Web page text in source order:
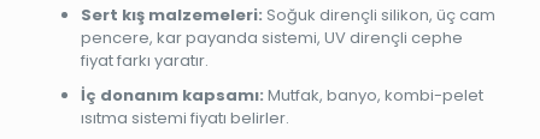
Sert kış malzemeleri: Soğuk dirençli silikon, üç cam
pencere, kar payanda sistemi, UV dirençli cephe
fiyat farkı yaratır.
İç donanım kapsamı: Mutfak, banyo, kombi-pelet
ısıtma sistemi fiyatı belirler.